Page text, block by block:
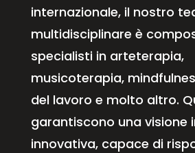
internazionale, il nostro
multidisciplinare è
specialisti in arteterapia,
musicoterapia,
del lavoro e molto altro.
garantiscono una visione
innovativa, capace di